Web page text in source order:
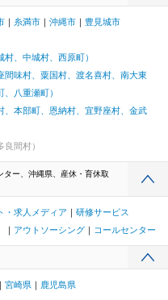
糸満市 沖縄市
豊見城市
、中城村、西原町）
間味村、粟国村、渡名喜村、南大東
八重瀬町）
、本部町、恩納村、宜野座村、金武
良間村）
ター、沖縄県、産休・育休取
・求人メディア
研修サービス
アウトソーシング コールセンター
宮崎県 鹿児島県